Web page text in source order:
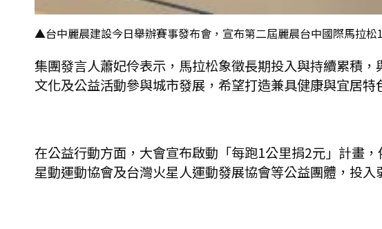
▲台中麗晨建設今日舉辦賽事發布會，宣布第二屆麗晨台中國際馬拉
集團發言人蕭妃伶表示，馬拉松象徵長期投入與持續累積
文化及公益活動參與城市發展，希望打造兼具健康與宜居特
在公益行動方面，大會宣布啟動「每跑1公里捐2元」計畫
星動運動協會及台灣火星人運動發展協會等公益團體，投